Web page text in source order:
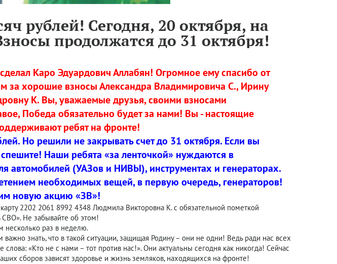
рублей! Сегодня, 20 октября, на
продолжатся до 31 октября!
Каро Эдуардович Аллабян! Огромное ему спасибо от
за хорошие взносы Александра Владимировича С., Ирину
К. Вы, уважаемые друзья, своими взносами
Победа обязательно будет за нами! Вы - настоящие
ребят на фронте!
Но решили не закрывать счет до 31 октября. Если вы
Наши ребята «за ленточкой» нуждаются в
автомобилей (УАЗов и НИВЫ), инструментах и генераторах.
необходимых вещей, в первую очередь, генераторов!
новую акцию «ЗВ»!
2202 2061 8992 4348 Людмила Викторовна К. с обязательной пометкой
Не забывайте об этом!
несколько раз в неделю.
знать, что в такой ситуации, защищая Родину – они не одни! Ведь ради нас всех
«Кто не с нами – тот против нас!». Они актуальны сегодня как никогда! Сейчас
сборов зависят здоровье и жизнь земляков, находящихся на фронте!